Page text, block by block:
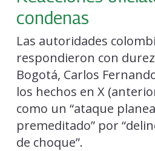
condenas
Las autoridades
respondieron con
Bogotá, Carlos
los hechos en X
como un “ataque
premeditado” por
de choque”.